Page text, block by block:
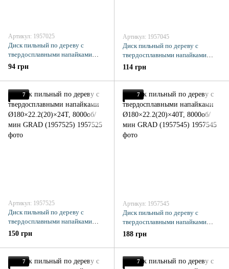
Артикул: 1957025
Диск пильный по дереву с
твердосплавными напайками
Ø125×22.2×24Т, 10000об/мин
GRAD (1957025)
94 грн
Артикул: 1957045
Диск пильный по дереву с
твердосплавными напайками
Ø125×22.2×40Т, 10000об/мин
GRAD (1957045)
114 грн
7
Артикул: 1957525
Диск пильный по дереву с
твердосплавными напайками
Ø180×22.2(20)×24Т, 8000об/мин
GRAD (1957525)
150 грн
7
Артикул: 1957545
Диск пильный по дереву с
твердосплавными напайками
Ø180×22.2(20)×40Т, 8000об/мин
GRAD (1957545)
188 грн
7 7